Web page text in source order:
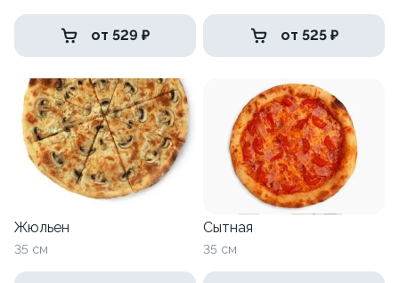
от 529 ₽ от 525 ₽
Жюльен
35 см
Сытная
35 см